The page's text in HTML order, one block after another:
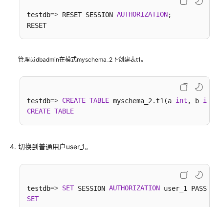
服
等
协
（SLA）
白
书
源
testdb=> RESET SESSION AUTHORIZATION;
管理员dbadmin在模式myschema_2下创建表t1。
testdb=> CREATE TABLE myschema_2.t1(a int , b int
CREATE TABLE
切换到普通用户user_1。
testdb=> SET SESSION AUTHORIZATION user_1
SET